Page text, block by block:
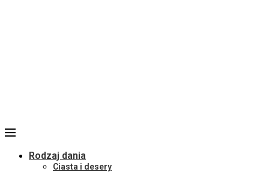
Rodzaj dania
Ciasta i desery